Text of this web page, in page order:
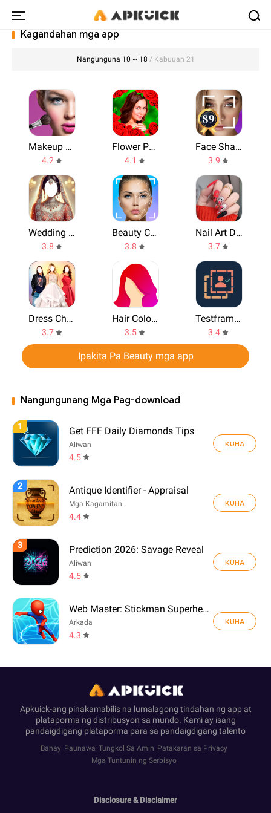
Kagandahan mga app
Nangunguna 10 ~ 18 / Kabuuan 21
Makeup Tutorial App
4.2
Flower Photo Frames & Editor
4.1
Face Shape - Pretty Scale
3.9
Wedding Dress Photo Editor
3.8
Beauty Calculator Pretty Scale
3.8
Nail Art Design: Paint Nails
3.7
Dress Change Photo Editor
3.7
Hair Color Changer: Change you
3.5
Testframe: Rate Attractiveness
3.4
Ipakita Pa Beauty mga app
Nangungunang Mga Pag-download
1 Get FFF Daily Diamonds Tips
Aliwan
4.5
KUHA
2 Antique Identifier - Appraisal
Mga Kagamitan
4.4
KUHA
3 Prediction 2026: Savage Reveal
Aliwan
4.5
KUHA
Web Master: Stickman Superhero
Arkada
4.3
KUHA
Apkuick-ang pinakamabilis na lumalagong tindahan ng app at
plataporma ng distribusyon sa mundo. Kami ay isang
pandaigdigang plataporma para sa pandaigdigang talento
Bahay Paunawa Tungkol Sa Amin Patakaran sa Privacy
Mga Tuntunin ng Serbisyo
Disclosure & Disclaimer